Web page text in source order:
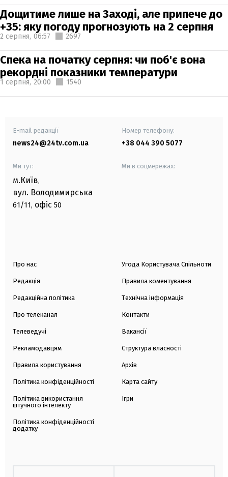
Дощитиме лише на Заході, але припече до
+35: яку погоду прогнозують на 2 серпня
2 серпня, 06:57 2697
Спека на початку серпня: чи поб'є вона
рекордні показники температури
1 серпня, 20:00 1540
E-mail редакції
news24@24tv.com.ua
Номер телефону:
+38 044 390 5077
Ми тут:
м.Київ,
вул. Володимирська
61/11, офіс 50
Ми в соцмережах:
Про нас
Редакція
Редакційна політика
Про телеканал
Телеведучі
Рекламодавцям
Правила користування
Політика конфіденційності
Політика використання
штучного інтелекту
Політика конфіденційності
додатку
Угода Користувача Спільноти
Правила коментування
Технічна інформація
Контакти
Вакансії
Структура власності
Архів
Карта сайту
Ігри